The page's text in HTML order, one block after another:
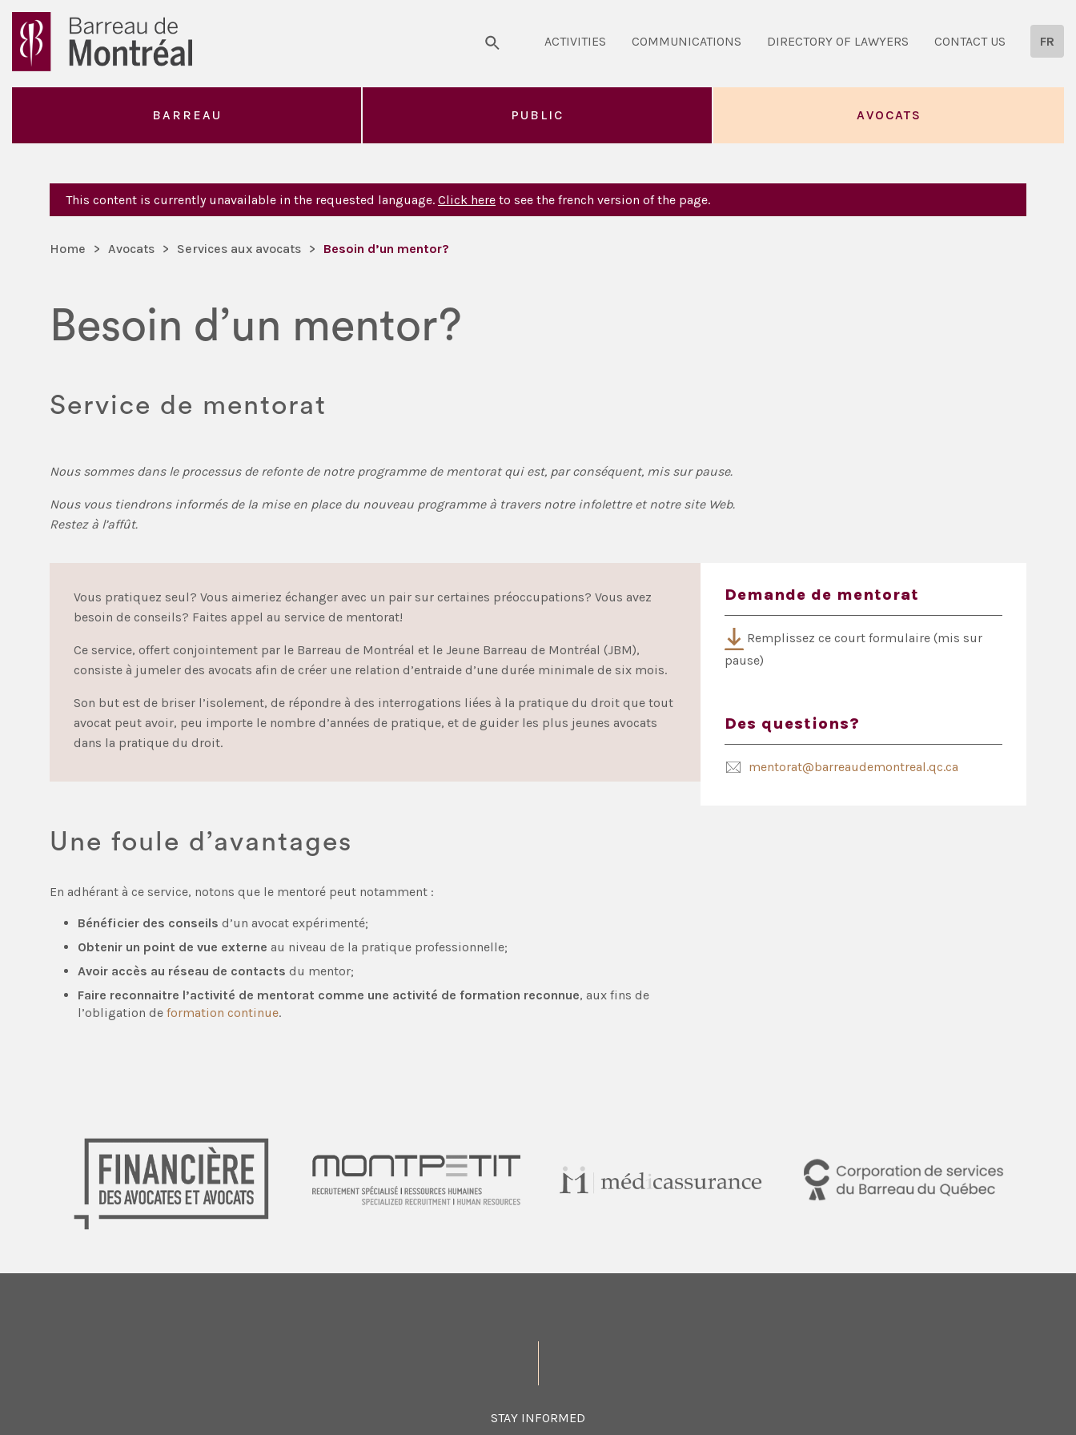
ACTIVITIES COMMUNICATIONS DIRECTORY OF LAWYERS CONTACT US FR
BARREAU PUBLIC AVOCATS
This content is currently unavailable in the requested language. Click here to see the french version of the page.
Home > Avocats > Services aux avocats > Besoin d’un mentor?
Besoin d’un mentor?
Service de mentorat
Nous sommes dans le processus de refonte de notre programme de mentorat qui est, par conséquent, mis sur pause.
Nous vous tiendrons informés de la mise en place du nouveau programme à travers notre infolettre et notre site Web.
Restez à l’affût.
Vous pratiquez seul? Vous aimeriez échanger avec un pair sur certaines préoccupations? Vous avez
besoin de conseils? Faites appel au service de mentorat!
Ce service, offert conjointement par le Barreau de Montréal et le Jeune Barreau de Montréal (JBM),
consiste à jumeler des avocats afin de créer une relation d’entraide d’une durée minimale de six mois.
Son but est de briser l’isolement, de répondre à des interrogations liées à la pratique du droit que tout
avocat peut avoir, peu importe le nombre d’années de pratique, et de guider les plus jeunes avocats
dans la pratique du droit.
Demande de mentorat
Remplissez ce court formulaire (mis sur
pause)
Des questions?
mentorat@barreaudemontreal.qc.ca
Une foule d’avantages
En adhérant à ce service, notons que le mentoré peut notamment :
Bénéficier des conseils d’un avocat expérimenté;
Obtenir un point de vue externe au niveau de la pratique professionnelle;
Avoir accès au réseau de contacts du mentor;
Faire reconnaitre l’activité de mentorat comme une activité de formation reconnue, aux fins de
l’obligation de formation continue.
STAY INFORMED